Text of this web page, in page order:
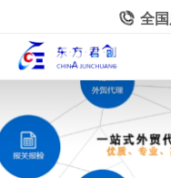
全